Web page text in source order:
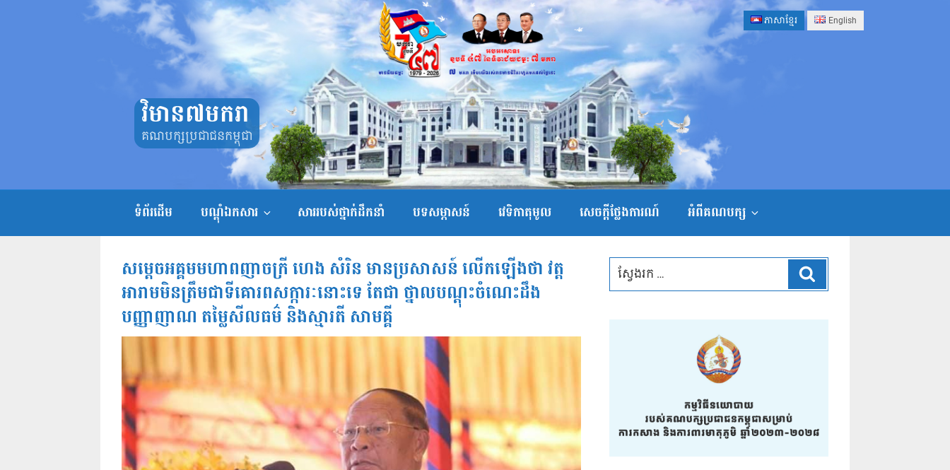
ភាសាខ្មែរ English
វិមាន៧មករា
គណបក្សប្រជាជនកម្ពុជា
ទំព័រដើម បណ្តុំឯកសារ សាររបស់ថ្នាក់ដឹកនាំ បទសម្ភាសន៍ វេទិកាតុមូល សេចក្ដីថ្លែងការណ៍ អំពីគណបក្ស
សម្តេចអគ្គមមហាពញាចក្រី ហេង សំរិន មានប្រសាសន៍ លើកឡើងថា វត្ត
អារាមមិនត្រឹមជាទីគោរពសក្ការៈនោះទេ តែជា ថ្នាលបណ្តុះចំណេះដឹង
បញ្ញាញាណ តម្លៃសីលធម៌ និងស្មារតី សាមគ្គី